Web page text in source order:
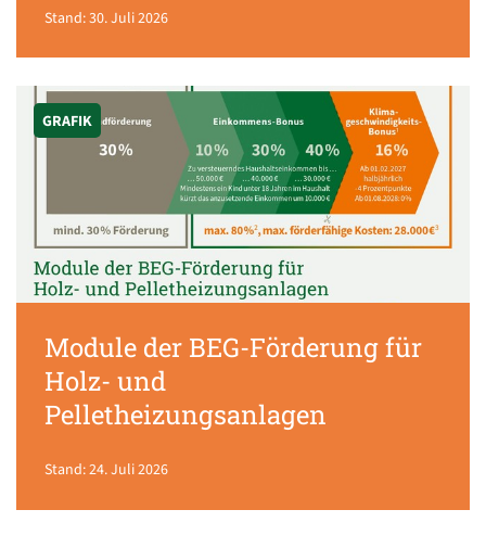
Stand: 30. Juli 2026
GRAFIK
Module der BEG-Förderung für
Holz- und
Pelletheizungsanlagen
Stand: 24. Juli 2026